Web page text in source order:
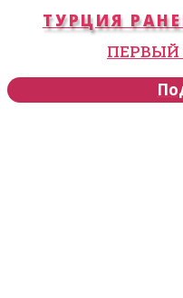
ТУРЦИЯ
ПЕРВЫЙ